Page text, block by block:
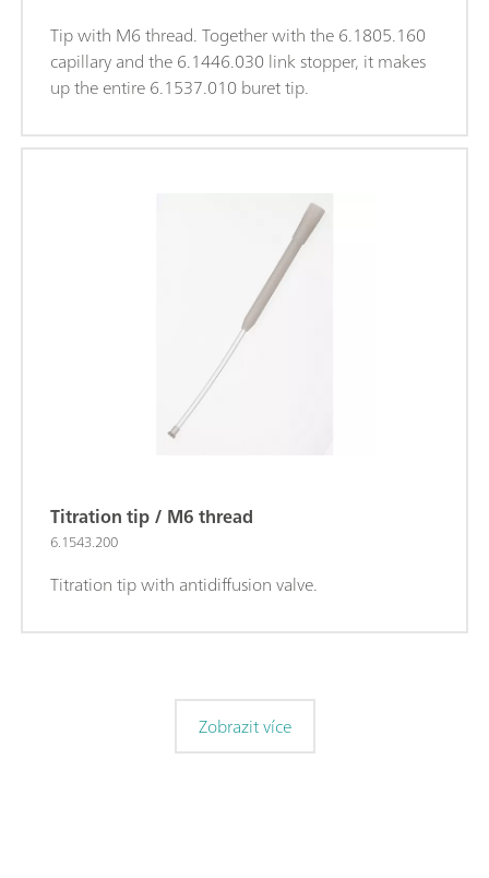
Tip with M6 thread. Together with the 6.1805.160
capillary and the 6.1446.030 link stopper, it makes
up the entire 6.1537.010 buret tip.
Titration tip / M6 thread
6.1543.200
Titration tip with antidiffusion valve.
Zobrazit více